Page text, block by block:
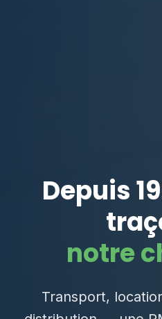
Depuis
notre
Transport,